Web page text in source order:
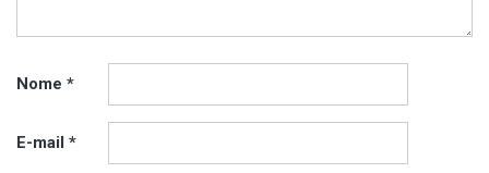
Nome *
E-mail *